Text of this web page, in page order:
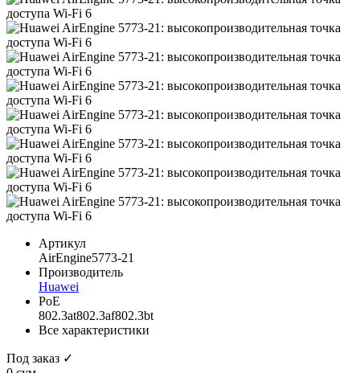
Артикул
AirEngine5773-21
Производитель
Huawei
PoE
802.3at802.3af802.3bt
Все характеристики
Под заказ ✓